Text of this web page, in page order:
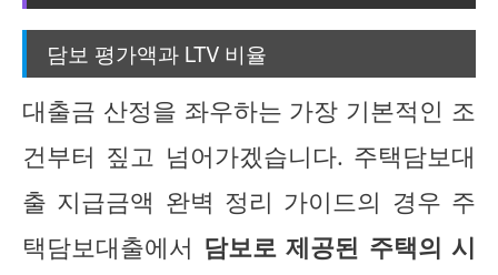
담보 평가액과 LTV 비율
대출금 산정을 좌우하는 가장 기본적인 조
건부터 짚고 넘어가겠습니다. 주택담보대
출 지급금액 완벽 정리 가이드의 경우 주
택담보대출에서 담보로 제공된 주택의 시